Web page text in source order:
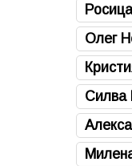
Олег
Силва